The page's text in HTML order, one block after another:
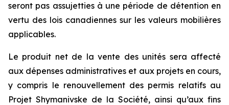
seront pas assujetties à une période de détention en
vertu des lois canadiennes sur les valeurs mobilières
applicables.
Le produit net de la vente des unités sera affecté
aux dépenses administratives et aux projets en cours,
y compris le renouvellement des permis relatifs au
Projet Shymanivske de la Société, ainsi qu’aux fins